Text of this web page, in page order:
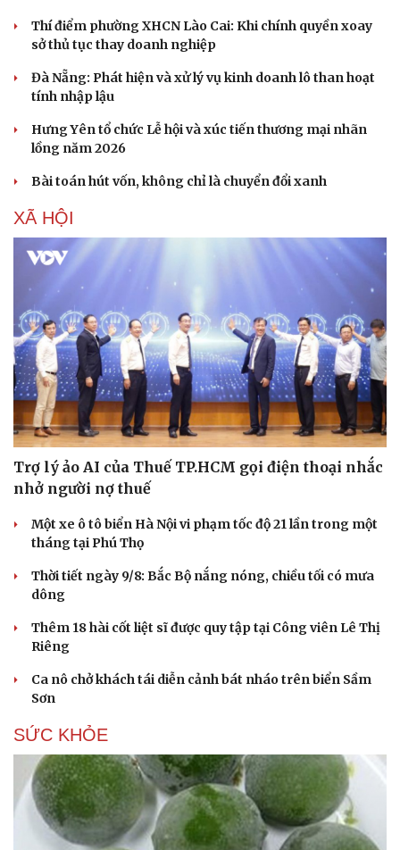
Du lịch
Tư vấn
Săn Tour
Podcast
Câu chuyện thời sự
Đọc truyện đêm khuya
Thí điểm phường XHCN Lào Cai: Khi chính quyền xoay
sở thủ tục thay doanh nghiệp
Đà Nẵng: Phát hiện và xử lý vụ kinh doanh lô than hoạt
tính nhập lậu
Hưng Yên tổ chức Lễ hội và xúc tiến thương mại nhãn
lồng năm 2026
Bài toán hút vốn, không chỉ là chuyển đổi xanh
XÃ HỘI
Trợ lý ảo AI của Thuế TP.HCM gọi điện thoại nhắc
nhở người nợ thuế
Một xe ô tô biển Hà Nội vi phạm tốc độ 21 lần trong một
tháng tại Phú Thọ
Thời tiết ngày 9/8: Bắc Bộ nắng nóng, chiều tối có mưa
dông
Thêm 18 hài cốt liệt sĩ được quy tập tại Công viên Lê Thị
Riêng
Ca nô chở khách tái diễn cảnh bát nháo trên biển Sầm
Sơn
SỨC KHỎE